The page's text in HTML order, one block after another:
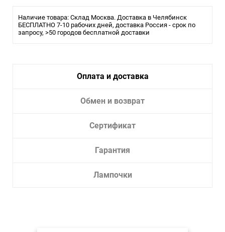
Наличие товара: Склад Москва. Доставка в Челябинск
БЕСПЛАТНО 7-10 рабочих дней, доставка Россия - срок по
запросу, >50 городов бесплатной доставки
Оплата и доставка
Обмен и возврат
Сертификат
Гарантия
Лампочки